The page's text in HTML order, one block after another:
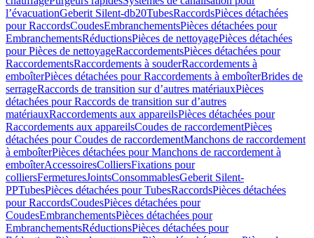
l’évacuationGeberit Silent-db20TubesRaccordsPièces détachées
pour RaccordsCoudesEmbranchementsPièces détachées pour
EmbranchementsRéductionsPièces de nettoyagePièces détachées
pour Pièces de nettoyageRaccordementsPièces détachées pour
RaccordementsRaccordements à souderRaccordements à
emboîterPièces détachées pour Raccordements à emboîterBrides de
serrageRaccords de transition sur d’autres matériauxPièces
détachées pour Raccords de transition sur d’autres
matériauxRaccordements aux appareilsPièces détachées pour
Raccordements aux appareilsCoudes de raccordementPièces
détachées pour Coudes de raccordementManchons de raccordement
à emboîterPièces détachées pour Manchons de raccordement à
emboîterAccessoiresColliersFixations pour
colliersFermeturesJointsConsommablesGeberit Silent-
PPTubesPièces détachées pour TubesRaccordsPièces détachées
pour RaccordsCoudesPièces détachées pour
CoudesEmbranchementsPièces détachées pour
EmbranchementsRéductionsPièces détachées pour